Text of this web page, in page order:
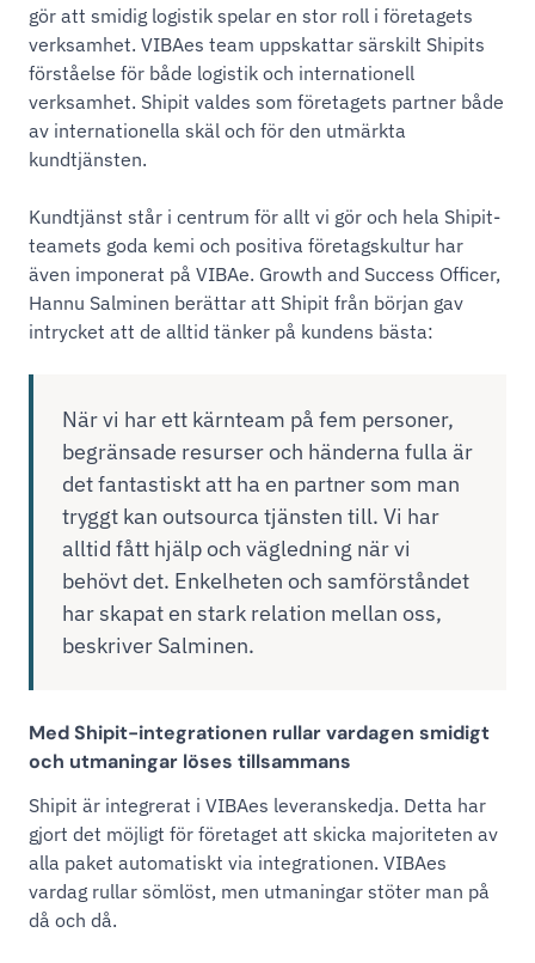
gör att smidig logistik spelar en stor roll i företagets
verksamhet. VIBAes team uppskattar särskilt Shipits
förståelse för både logistik och internationell
verksamhet. Shipit valdes som företagets partner både
av internationella skäl och för den utmärkta
kundtjänsten.
Kundtjänst står i centrum för allt vi gör och hela Shipit-
teamets goda kemi och positiva företagskultur har
även imponerat på VIBAe. Growth and Success Officer,
Hannu Salminen berättar att Shipit från början gav
intrycket att de alltid tänker på kundens bästa:
När vi har ett kärnteam på fem personer,
begränsade resurser och händerna fulla är
det fantastiskt att ha en partner som man
tryggt kan outsourca tjänsten till. Vi har
alltid fått hjälp och vägledning när vi
behövt det. Enkelheten och samförståndet
har skapat en stark relation mellan oss,
beskriver Salminen.
Med Shipit-integrationen rullar vardagen smidigt
och utmaningar löses tillsammans
Shipit är integrerat i VIBAes leveranskedja. Detta har
gjort det möjligt för företaget att skicka majoriteten av
alla paket automatiskt via integrationen. VIBAes
vardag rullar sömlöst, men utmaningar stöter man på
då och då.